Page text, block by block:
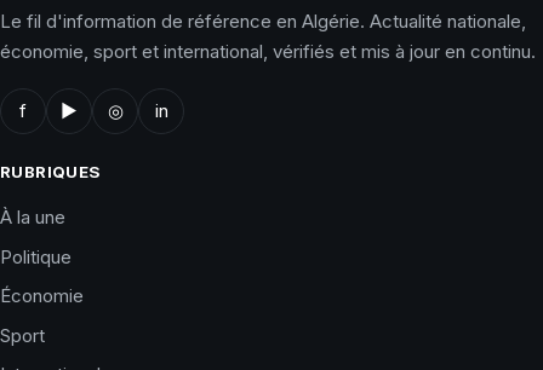
Le fil d'information de référence en Algérie. Actualité nationale,
économie, sport et international, vérifiés et mis à jour en continu.
f ▶ ◎ in
RUBRIQUES
À la une
Politique
Économie
Sport